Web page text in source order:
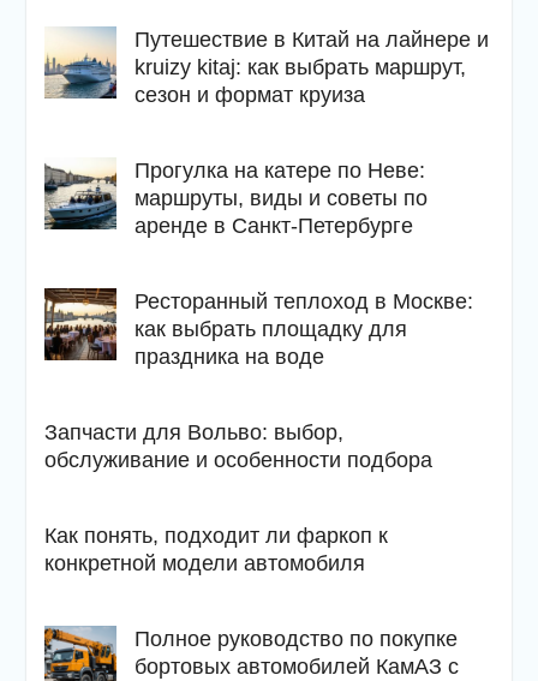
Путешествие в Китай на лайнере и
kruizy kitaj: как выбрать маршрут,
сезон и формат круиза
Прогулка на катере по Неве:
маршруты, виды и советы по
аренде в Санкт-Петербурге
Ресторанный теплоход в Москве:
как выбрать площадку для
праздника на воде
Запчасти для Вольво: выбор,
обслуживание и особенности подбора
Как понять, подходит ли фаркоп к
конкретной модели автомобиля
Полное руководство по покупке
бортовых автомобилей КамАЗ с